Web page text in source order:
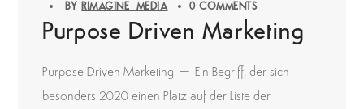
BY RIMAGINE_MEDIA 0 COMMENTS
Purpose Driven Marketing
Purpose Driven Marketing – Ein Begriff, der sich
besonders 2020 einen Platz auf der Liste der